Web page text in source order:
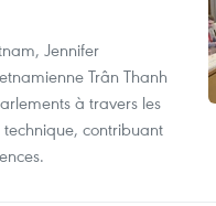
Jennifer
Trân Thanh
à travers les
contribuant